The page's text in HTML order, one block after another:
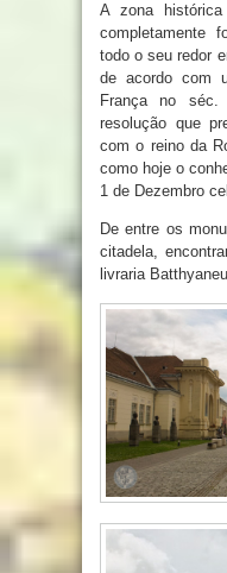
A zona
completamente
todo o seu redor
de acordo com
França no
resolução que
com o reino da
como hoje o
1 de Dezembro
De entre os
citadela,
livraria